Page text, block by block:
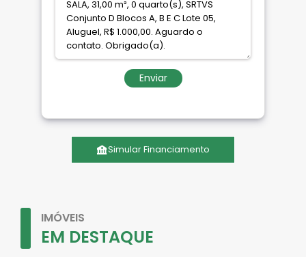
Enviar
Simular Financiamento
IMÓVEIS
EM DESTAQUE